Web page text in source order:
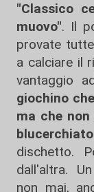
"Classico
muovo". Il
provate
a calciare il
vantaggio
giochino
ma che
blucerchiato
dischetto.
dall'altra. Un
non mai,